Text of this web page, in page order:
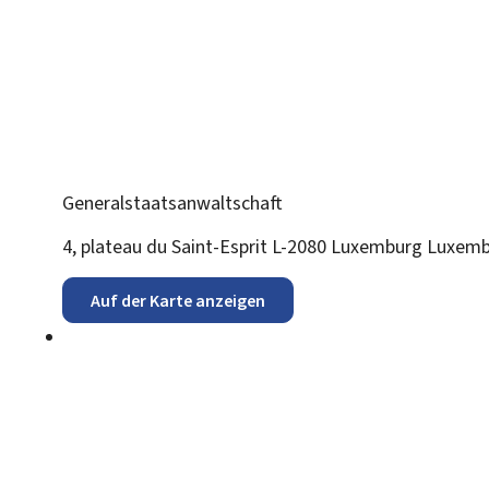
Generalstaatsanwaltschaft
ADRESSE:
4, plateau du Saint-Esprit L-2080 Luxemburg
Auf der Karte anzeigen